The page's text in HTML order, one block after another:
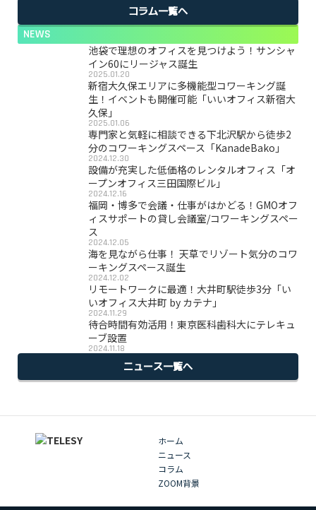
コラム一覧へ
NEWS
池袋で理想のオフィスを見つけよう！サンシャ
イン60にリージャス誕生
2025.01.20
新宿大久保エリアに多機能型コワーキング誕
生！イベントも開催可能「いいオフィス新宿大
久保」
2025.01.06
専門家と気軽に相談できる下北沢駅から徒歩2
分のコワーキングスペース「KanadeBako」
2024.12.30
設備が充実した低価格のレンタルオフィス「オ
ープンオフィス三田国際ビル」
2024.12.16
福岡・博多で会議・仕事がはかどる！GMOオフ
ィスサポートの貸し会議室/コワーキングスペー
ス
2024.12.05
海を見ながら仕事！ 天草でリゾート気分のコワ
ーキングスペース誕生
2024.12.02
リモートワークに最適！大井町駅徒歩3分「い
いオフィス大井町 by カテナ」
2024.11.29
待合時間有効活用！東京医科歯科大にテレキュ
ーブ設置
2024.11.18
ニュース一覧へ
ホーム
ニュース
コラム
ZOOM背景